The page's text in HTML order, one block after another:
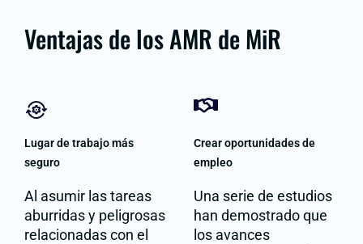
Ventajas de los AMR de MiR
Lugar de trabajo más
seguro
Al asumir las tareas
aburridas y peligrosas
relacionadas con el
Crear oportunidades de
empleo
Una serie de estudios
han demostrado que
los avances